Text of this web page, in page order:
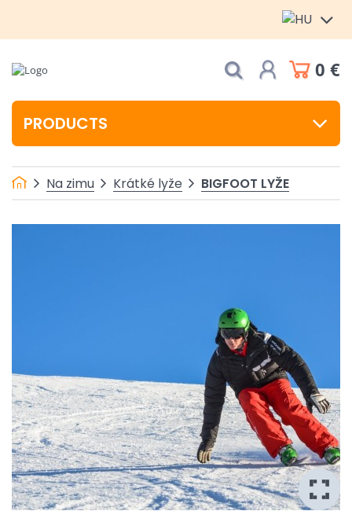
0 €
PRODUCTS
Na zimu Krátké lyže BIGFOOT LYŽE